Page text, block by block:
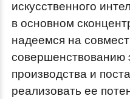
искусственного
в основном
надеемся на
совершенствованию
производства и
реализовать ее